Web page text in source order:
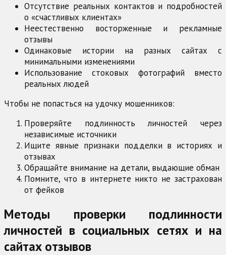
Отсутствие реальных контактов и подробностей
о «счастливых клиентах»
Неестественно восторженные и рекламные
отзывы
Одинаковые истории на разных сайтах с
минимальными изменениями
Использование стоковых фотографий вместо
реальных людей
Чтобы не попасться на удочку мошенников:
Проверяйте подлинность личностей через
независимые источники
Ищите явные признаки подделки в историях и
отзывах
Обращайте внимание на детали, выдающие обман
Помните, что в интернете никто не застрахован
от фейков
Методы проверки подлинности
личностей в социальных сетях и на
сайтах отзывов